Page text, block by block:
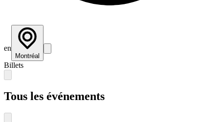
en
Montréal
Billets
Tous les événements